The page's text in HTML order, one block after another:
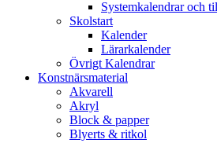
Systemkalendrar och
Skolstart
Kalender
Lärarkalender
Övrigt Kalendrar
Konstnärsmaterial
Akvarell
Akryl
Block & papper
Blyerts & ritkol